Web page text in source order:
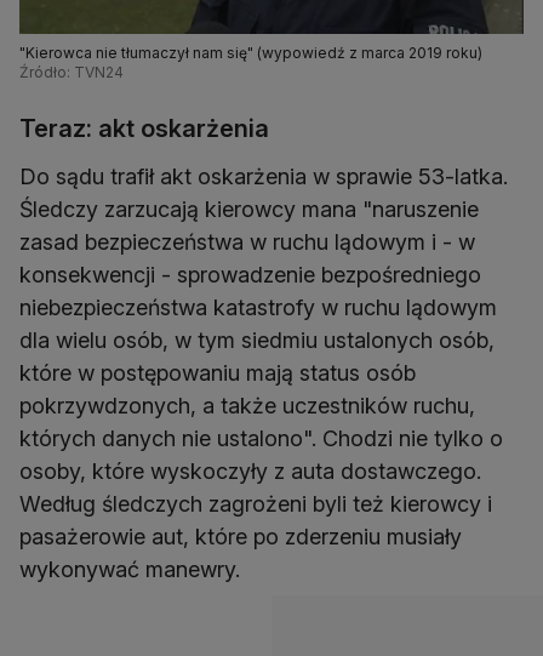
"Kierowca nie tłumaczył nam się" (wypowiedź z marca 2019 roku)
Źródło: TVN24
Teraz: akt oskarżenia
Do sądu trafił akt oskarżenia w sprawie 53-latka.
Śledczy zarzucają kierowcy mana "naruszenie
zasad bezpieczeństwa w ruchu lądowym i - w
konsekwencji - sprowadzenie bezpośredniego
niebezpieczeństwa katastrofy w ruchu lądowym
dla wielu osób, w tym siedmiu ustalonych osób,
które w postępowaniu mają status osób
pokrzywdzonych, a także uczestników ruchu,
których danych nie ustalono". Chodzi nie tylko o
osoby, które wyskoczyły z auta dostawczego.
Według śledczych zagrożeni byli też kierowcy i
pasażerowie aut, które po zderzeniu musiały
wykonywać manewry.